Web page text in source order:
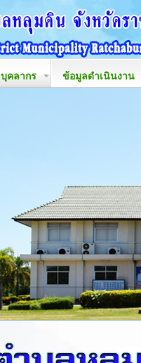
บุคลากร ข้อมูลดำเนินงาน